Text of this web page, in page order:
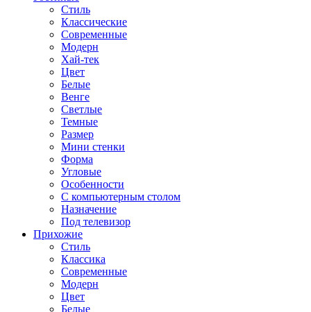
Стиль
Классические
Современные
Модерн
Хай-тек
Цвет
Белые
Венге
Светлые
Темные
Размер
Мини стенки
Форма
Угловые
Особенности
С компьютерным столом
Назначение
Под телевизор
Прихожие
Стиль
Классика
Современные
Модерн
Цвет
Белые